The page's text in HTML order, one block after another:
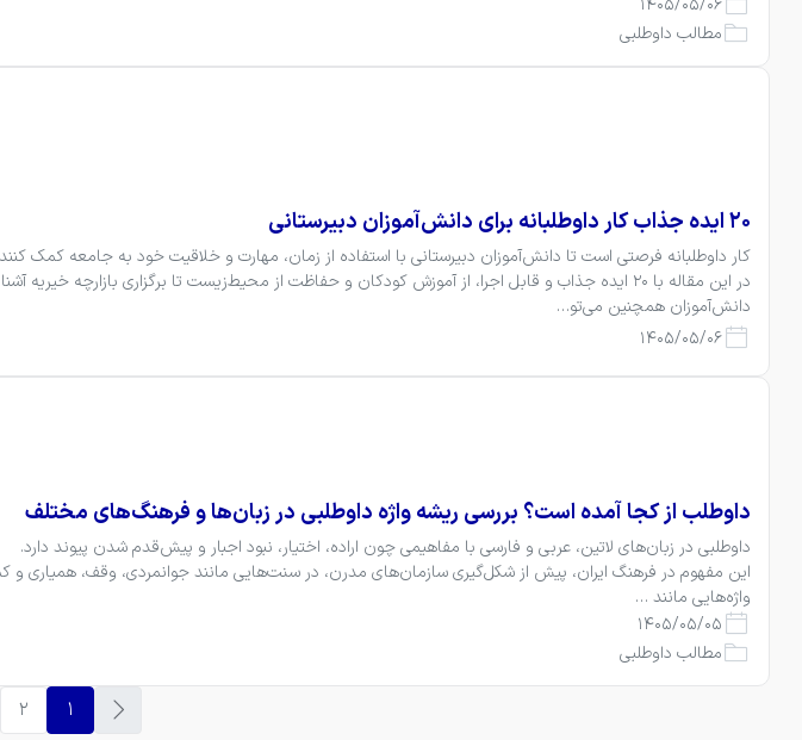
مطالب داوطلبی
۲۰ ایده جذاب کار داوطلبانه برای دانش‌آموزان دبیرستانی
دانش‌آموزان همچنین می‌تو…
1405/05/06
داوطلب از کجا آمده است؟ بررسی ریشه واژه داوطلبی در زبان‌ها و فرهنگ‌های مختلف
واژه‌هایی مانند …
1405/05/05
مطالب داوطلبی
1
2